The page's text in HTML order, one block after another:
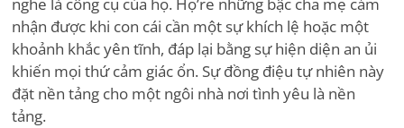
nghe là công cụ của họ. Họ’re những bậc cha mẹ cảm
nhận được khi con cái cần một sự khích lệ hoặc một
khoảnh khắc yên tĩnh, đáp lại bằng sự hiện diện an ủi
khiến mọi thứ cảm giác ổn. Sự đồng điệu tự nhiên này
đặt nền tảng cho một ngôi nhà nơi tình yêu là nền
tảng.